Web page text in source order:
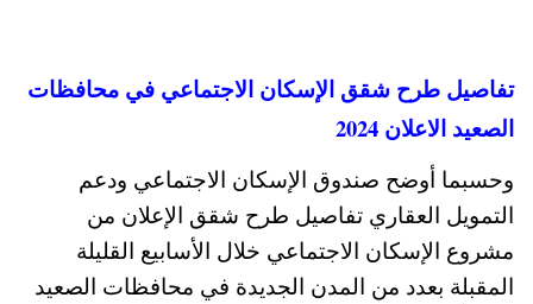
تفاصيل طرح شقق الإسكان الاجتماعي في محافظات
الصعيد الاعلان 2024
وحسبما أوضح صندوق الإسكان الاجتماعي ودعم
التمويل العقاري تفاصيل طرح شقق الإعلان من
مشروع الإسكان الاجتماعي خلال الأسابيع القليلة
المقبلة بعدد من المدن الجديدة في محافظات الصعيد